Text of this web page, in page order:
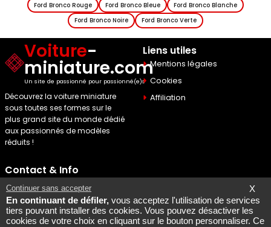
Ford Bronco Rouge
Ford Bronco Bleue
Ford Bronco Blanche
Ford Bronco Noire
Ford Bronco Verte
Voiture-
miniature.com
Un site de passionné pour passionné(e)s
Découvrez la voiture miniature
sous toutes ses formes sur le
plus grand site du monde dédié
aux passionnés de modèles
réduits !
Liens utiles
Mentions légales
Cookies
Affiliation
Contact & Info
Maquette Mobylette
SEO parLaurent Bousquet
Page consultee le 2026 08
X
Continuer sans accepter
En continuant de défiler, vous acceptez l'utilisation de services
tiers pouvant installer des cookies. Vous pouvez désactiver les
cookies de votre choix en cliquant sur le bouton personnaliser. Ce